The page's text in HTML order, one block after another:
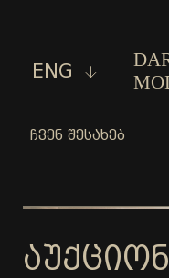
ENG
ᲩᲕᲔᲜ ᲨᲔᲡᲐᲮᲔᲑ